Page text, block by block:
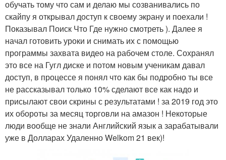
обучать тому что сам и делаю мы созванивались по
скайпу я открывал доступ к своему экрану и поехали !
Показывал Поиск Что Где нужно смотреть ). Далее я
начал готовить уроки и снимать их с помощью
программы захвата видео на рабочем столе. Сохранял
это все на Гугл диске и потом новым ученикам давал
доступ, в процессе я понял что как бы подробно ты все
не рассказывал только 10% сделают все как надо и
присылают свои скрины с результатами ! за 2019 год это
их обороты за месяц торговли на амазон ! Некоторые
люди вообще не знали Английский язык а зарабатывали
уже в Долларах Удаленно Welkom 21 век)!